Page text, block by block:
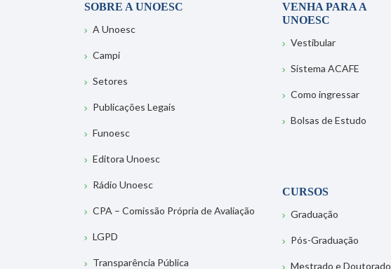
SOBRE A UNOESC
A Unoesc
Campi
Setores
Publicações Legais
Funoesc
Editora Unoesc
Rádio Unoesc
CPA – Comissão Própria de Avaliação
LGPD
Transparência Pública
VENHA PARA A
UNOESC
Vestibular
Sistema ACAFE
Como ingressar
Bolsas de Estudo
CURSOS
Graduação
Pós-Graduação
Mestrado e Doutorado